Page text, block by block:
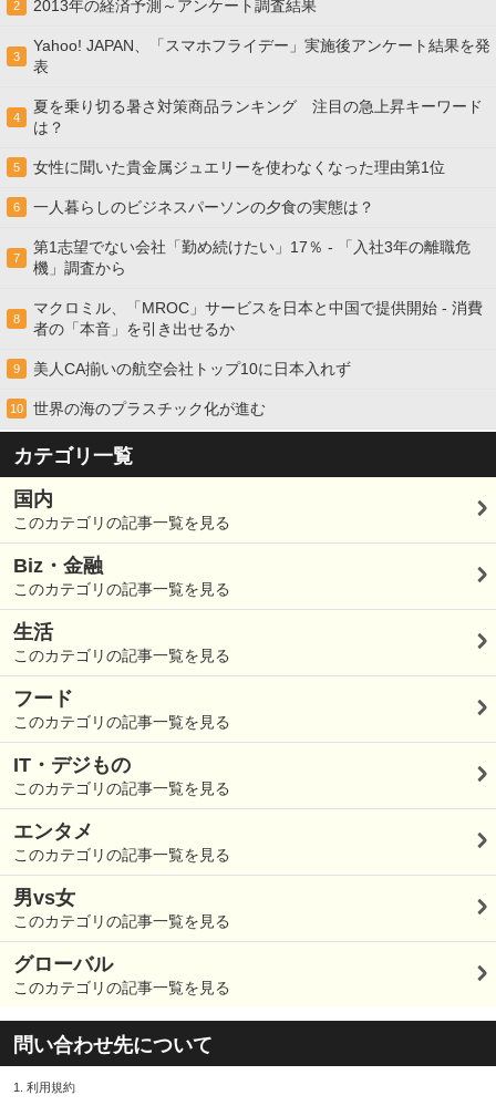
2 2013年の経済予測～アンケート調査結果
3
Yahoo! JAPAN、「スマホフライデー」実施後アンケート結果を発
表
4
夏を乗り切る暑さ対策商品ランキング 注目の急上昇キーワード
は？
5 女性に聞いた貴金属ジュエリーを使わなくなった理由第1位
6 一人暮らしのビジネスパーソンの夕食の実態は？
7
第1志望でない会社「勤め続けたい」17％ - 「入社3年の離職危
機」調査から
8
マクロミル、「MROC」サービスを日本と中国で提供開始 - 消費
者の「本音」を引き出せるか
9 美人CA揃いの航空会社トップ10に日本入れず
10 世界の海のプラスチック化が進む
カテゴリ一覧
国内
このカテゴリの記事一覧を見る
Biz・金融
このカテゴリの記事一覧を見る
生活
このカテゴリの記事一覧を見る
フード
このカテゴリの記事一覧を見る
IT・デジもの
このカテゴリの記事一覧を見る
エンタメ
このカテゴリの記事一覧を見る
男vs女
このカテゴリの記事一覧を見る
グローバル
このカテゴリの記事一覧を見る
問い合わせ先について
1. 利用規約